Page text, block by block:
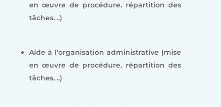
en œuvre de procédure, répartition des
tâches, ..)
Aide à l’organisation administrative (mise
en œuvre de procédure, répartition des
tâches, ..)